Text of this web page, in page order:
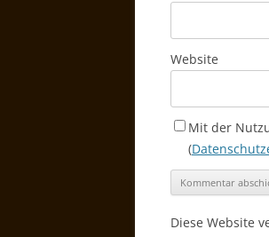
Website
Mit der
(
Diese Website